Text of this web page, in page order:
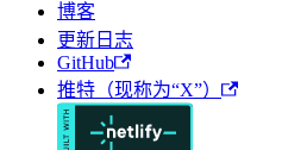
博客
更新日志
GitHub
推特（现称为“X”）